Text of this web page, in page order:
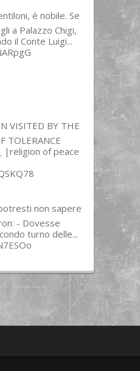
è nobile. Se
a Palazzo Chigi,
il Conte Luigi...
VISITED BY THE
TOLERANCE
|religion of peace
non sapere
- Dovesse
turno delle...